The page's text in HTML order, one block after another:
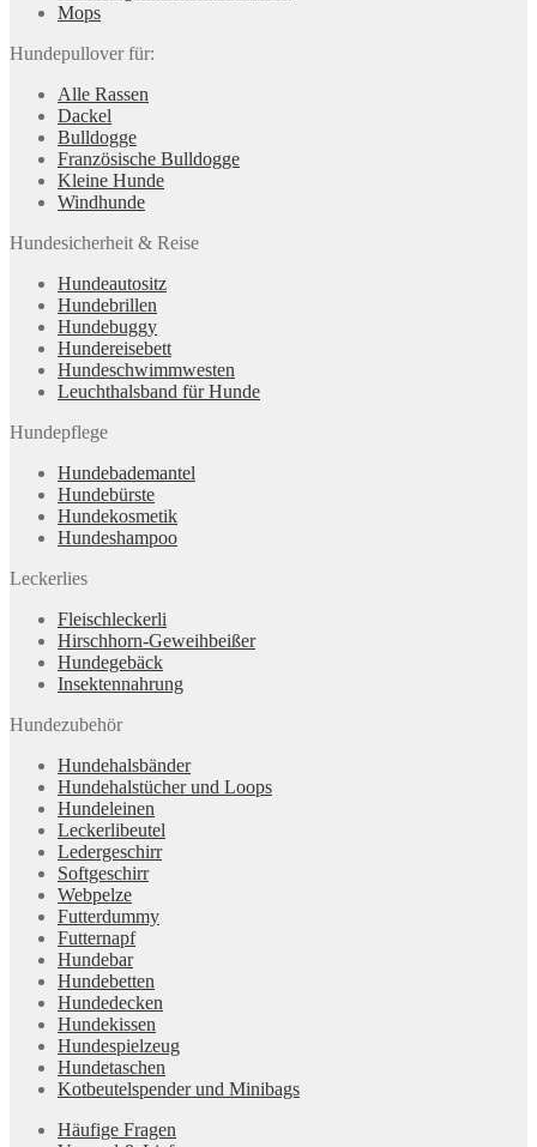
Mops
Hundepullover für:
Alle Rassen
Dackel
Bulldogge
Französische Bulldogge
Kleine Hunde
Windhunde
Hundesicherheit & Reise
Hundeautositz
Hundebrillen
Hundebuggy
Hundereisebett
Hundeschwimmwesten
Leuchthalsband für Hunde
Hundepflege
Hundebademantel
Hundebürste
Hundekosmetik
Hundeshampoo
Leckerlies
Fleischleckerli
Hirschhorn-Geweihbeißer
Hundegebäck
Insektennahrung
Hundezubehör
Hundehalsbänder
Hundehalstücher und Loops
Hundeleinen
Leckerlibeutel
Ledergeschirr
Softgeschirr
Webpelze
Futterdummy
Futternapf
Hundebar
Hundebetten
Hundedecken
Hundekissen
Hundespielzeug
Hundetaschen
Kotbeutelspender und Minibags
Häufige Fragen